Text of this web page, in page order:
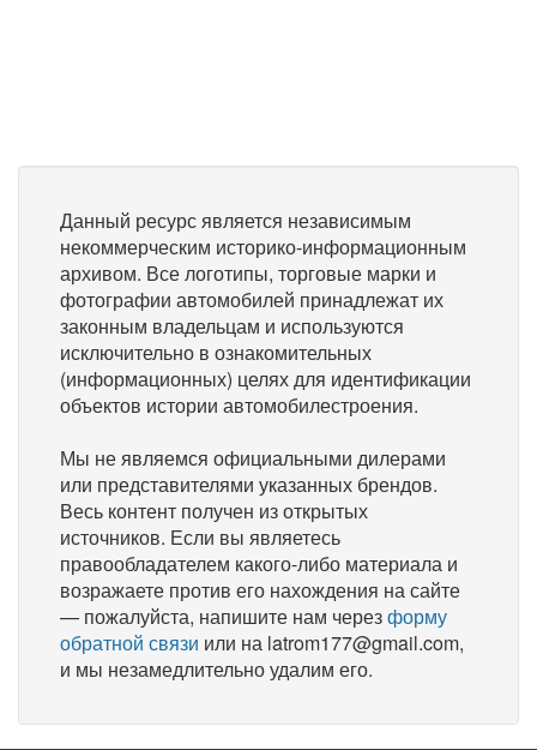
Данный ресурс является независимым
некоммерческим историко-информационным
архивом. Все логотипы, торговые марки и
фотографии автомобилей принадлежат их
законным владельцам и используются
исключительно в ознакомительных
(информационных) целях для идентификации
объектов истории автомобилестроения.
Мы не являемся официальными дилерами
или представителями указанных брендов.
Весь контент получен из открытых
источников. Если вы являетесь
правообладателем какого-либо материала и
возражаете против его нахождения на сайте
— пожалуйста, напишите нам черезформу
обратной связи или на latrom177@gmail.com,
и мы незамедлительно удалим его.